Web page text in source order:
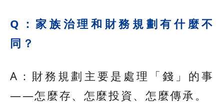
Q：家族治理和財務規劃有什麼不
同？
A：財務規劃主要是處理「錢」的事
——怎麼存、怎麼投資、怎麼傳承。